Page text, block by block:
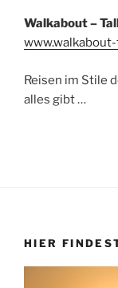
Walkabout –
Reisen im Stile
alles gibt …
HIER